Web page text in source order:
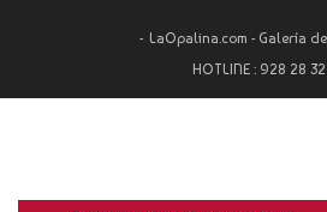
LaOpalina.com - Galería
HOTLINE : 928 28